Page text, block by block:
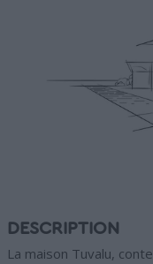
DESCRIPTION
La maison Tuvalu,